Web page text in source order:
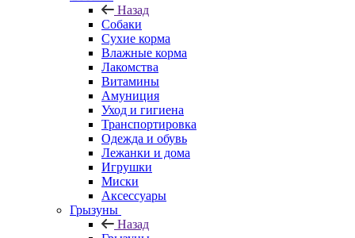
Назад
Собаки
Сухие корма
Влажные корма
Лакомства
Витамины
Амуниция
Уход и гигиена
Транспортировка
Одежда и обувь
Лежанки и дома
Игрушки
Миски
Аксессуары
Грызуны
Назад